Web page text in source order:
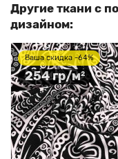
Другие ткани с
дизайном:
Ваша скидка -64%
254 гр/м²